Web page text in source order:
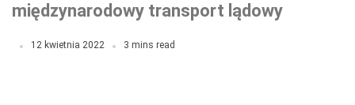
międzynarodowy transport lądowy
12 kwietnia 2022 3 mins read